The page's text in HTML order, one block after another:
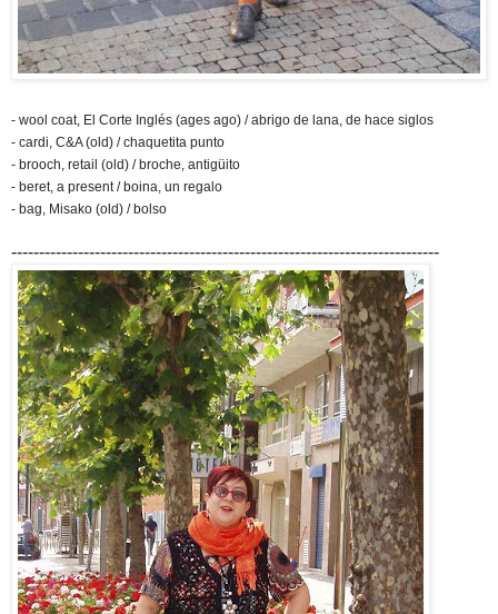
- wool coat, El Corte Inglés (ages ago) / abrigo de lana, de hace siglos
- cardi, C&A (old) / chaquetita punto
- brooch, retail (old) / broche, antigüito
- beret, a present / boina, un regalo
- bag, Misako (old) / bolso
-----------------------------------------------------------------------------